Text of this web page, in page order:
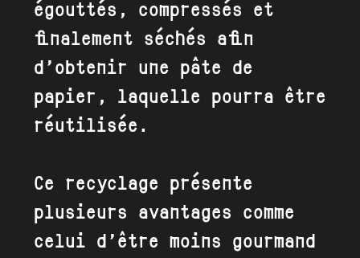
égouttés, compressés et
finalement séchés afin
d’obtenir une pâte de
papier, laquelle pourra être
réutilisée.
Ce recyclage présente
plusieurs avantages comme
celui d’être moins gourmand